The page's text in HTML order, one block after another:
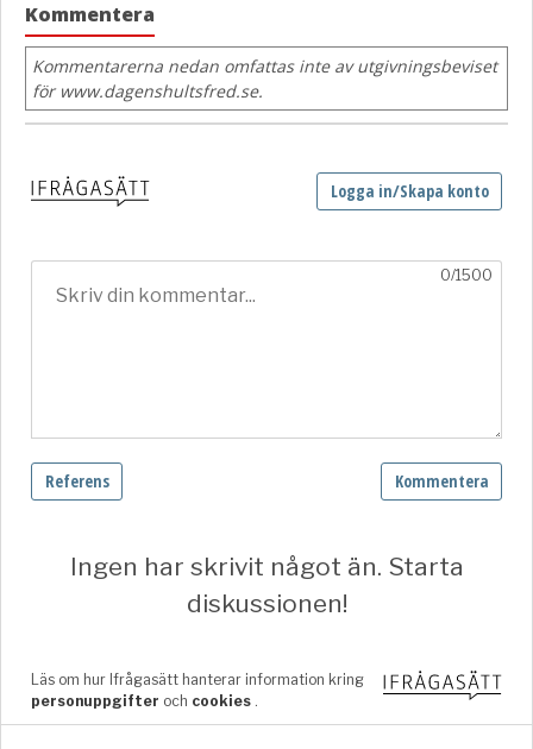
Kommentera
Kommentarerna nedan omfattas inte av utgivningsbeviset
för www.dagenshultsfred.se.